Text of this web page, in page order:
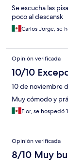
Se escucha las
poco al descansk
Carlos Jorge, se
Opinión verificada
10/10
10 de noviembre
Muy cómodo y
Flor, se hospedó
Opinión verificada
8/10 Muy